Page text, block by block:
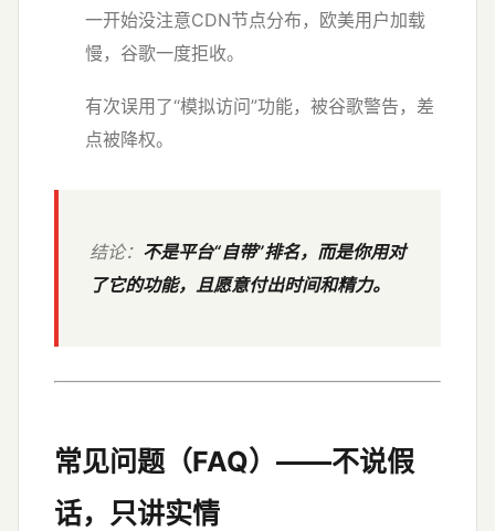
一开始没注意CDN节点分布，欧美用户加载
慢，谷歌一度拒收。
有次误用了“模拟访问”功能，被谷歌警告，差
点被降权。
结论： 不是平台“自带”排名，而是你用对
了它的功能，且愿意付出时间和精力。
常见问题（FAQ）——不说假
话，只讲实情